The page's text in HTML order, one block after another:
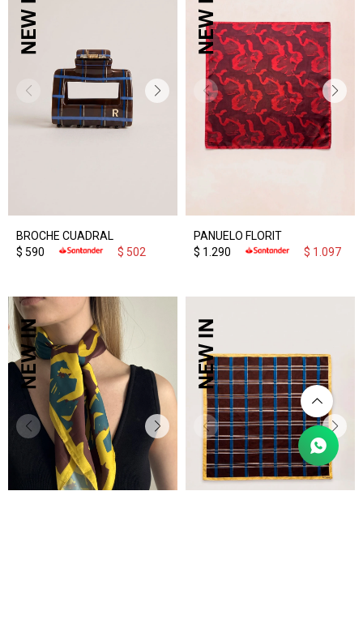
BROCHE CUADRAL
$ 590 $ 502
PANUELO FLORIT
$ 1.290 $ 1.097